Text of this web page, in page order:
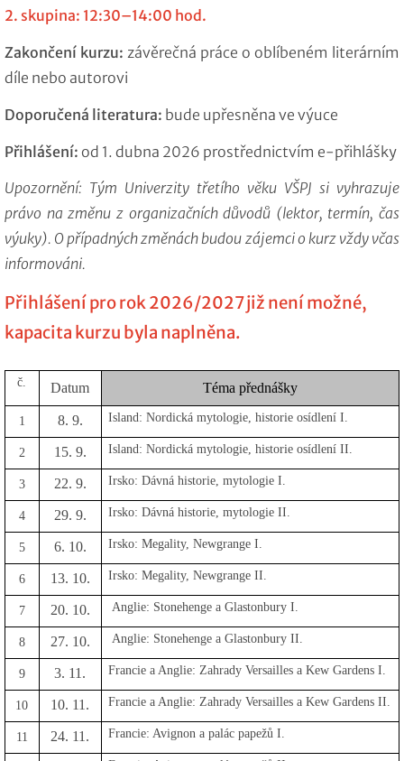
2. skupina: 12:30–14:00 hod.
Zakončení kurzu: závěrečná práce o oblíbeném literárním
díle nebo autorovi
Doporučená literatura: bude upřesněna ve výuce
Přihlášení: od 1. dubna 2026 prostřednictvím e-přihlášky
Upozornění: Tým Univerzity třetího věku VŠPJ si vyhrazuje
právo na změnu z organizačních důvodů (lektor, termín, čas
výuky). O případných změnách budou zájemci o kurz vždy včas
informováni.
Přihlášení pro rok 2026/2027 již není možné,
kapacita kurzu byla naplněna.
č. Datum Téma přednášky
1 8. 9. Island: Nordická mytologie, historie osídlení I.
2 15. 9. Island: Nordická mytologie, historie osídlení II.
3 22. 9. Irsko: Dávná historie, mytologie I.
4 29. 9. Irsko: Dávná historie, mytologie II.
5 6. 10. Irsko: Megality, Newgrange I.
6 13. 10. Irsko: Megality, Newgrange II.
7 20. 10. Anglie: Stonehenge a Glastonbury I.
8 27. 10. Anglie: Stonehenge a Glastonbury II.
9 3. 11. Francie a Anglie: Zahrady Versailles a Kew Gardens I.
10 10. 11. Francie a Anglie: Zahrady Versailles a Kew Gardens II.
11 24. 11. Francie: Avignon a palác papežů I.